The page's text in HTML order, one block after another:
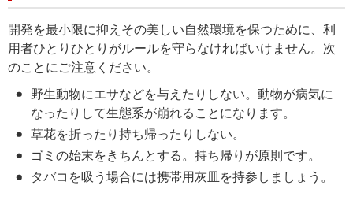
開発を最小限に抑えその美しい自然環境を保つために、利
用者ひとりひとりがルールを守らなければいけません。次
のことにご注意ください。
野生動物にエサなどを与えたりしない。動物が病気に
なったりして生態系が崩れることになります。
草花を折ったり持ち帰ったりしない。
ゴミの始末をきちんとする。持ち帰りが原則です。
タバコを吸う場合には携帯用灰皿を持参しましょう。